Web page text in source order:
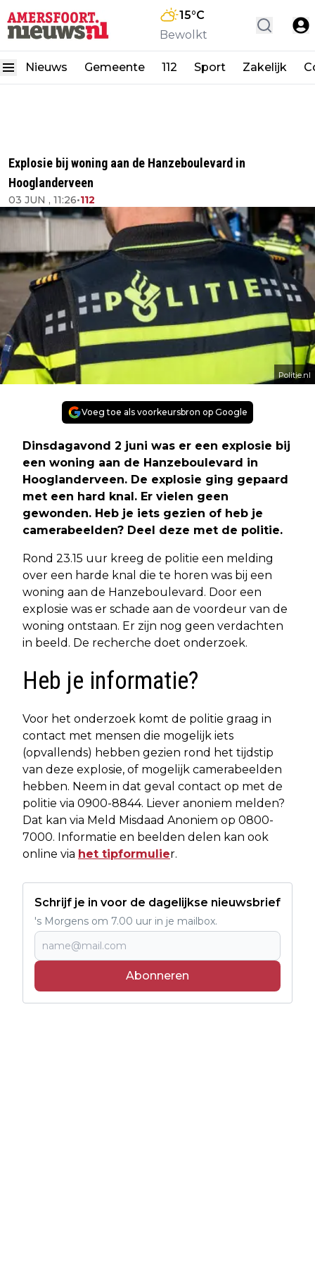
15°C
Bewolkt
Nieuws Gemeente 112 Sport Zakelijk
Explosie bij woning aan de Hanzeboulevard in
Hooglanderveen
03 JUN , 11:26•112
Politie.nl
Voeg toe als voorkeursbron op Google
Dinsdagavond 2 juni was er een explosie bij
een woning aan de Hanzeboulevard in
Hooglanderveen. De explosie ging gepaard
met een hard knal. Er vielen geen
gewonden. Heb je iets gezien of heb je
camerabeelden? Deel deze met de politie.
Rond 23.15 uur kreeg de politie een melding
over een harde knal die te horen was bij een
woning aan de Hanzeboulevard. Door een
explosie was er schade aan de voordeur van de
woning ontstaan. Er zijn nog geen verdachten
in beeld. De recherche doet onderzoek.
Heb je informatie?
Voor het onderzoek komt de politie graag in
contact met mensen die mogelijk iets
(opvallends) hebben gezien rond het tijdstip
van deze explosie, of mogelijk camerabeelden
hebben. Neem in dat geval contact op met de
politie via 0900-8844. Liever anoniem melden?
Dat kan via Meld Misdaad Anoniem op 0800-
7000. Informatie en beelden delen kan ook
online via het tipformulier.
Schrijf je in voor de dagelijkse nieuwsbrief
's Morgens om 7.00 uur in je mailbox.
Abonneren